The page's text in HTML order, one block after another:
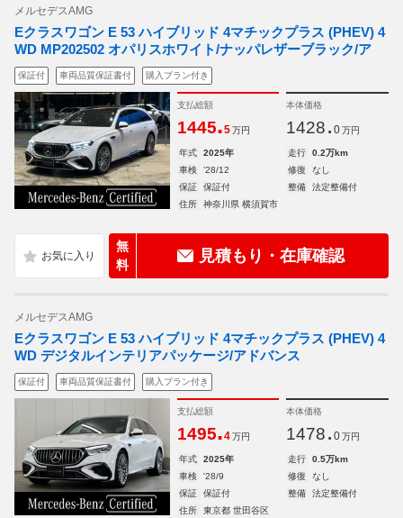
メルセデスAMG
Eクラスワゴン E 53 ハイブリッド 4マチックプラス (PHEV) 4
WD MP202502 オパリスホワイト/ナッパレザーブラック/ア
保証付 車両品質保証書付 購入プラン付き
支払総額
1445.5 万円
本体価格
1428. 0 万円
年式 2025年 走行
0.2万km
車検
'28/12 修復
なし
保証
保証付 整備
法定整備付
住所
神奈川県 横須賀市
無
料
見積もり・在庫確認
メルセデスAMG
Eクラスワゴン E 53 ハイブリッド 4マチックプラス (PHEV) 4
WD デジタルインテリアパッケージ/アドバンス
保証付 車両品質保証書付 購入プラン付き
支払総額
1495.4 万円
本体価格
1478. 0 万円
年式 2025年 走行
0.5万km
車検
'28/9 修復
なし
保証
保証付 整備
法定整備付
住所
東京都 世田谷区